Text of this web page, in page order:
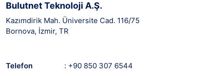
Bulutnet Teknoloji A.Ş.
Kazımdirik Mah. Üniversite Cad. 116/75
Bornova, İzmir, TR
Telefon
: +90 850 307 6544